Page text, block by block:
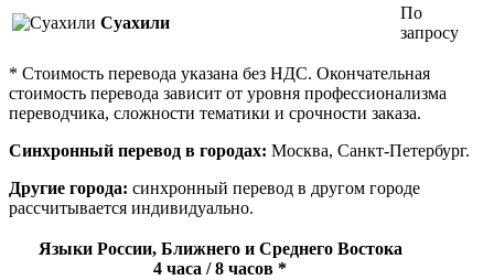
Суахили
По
запросу
* Стоимость перевода указана без НДС. Окончательная
стоимость перевода зависит от уровня профессионализма
переводчика, сложности тематики и срочности заказа.
Синхронный перевод в городах: Москва, Санкт-Петербург.
Другие города: синхронный перевод в другом городе
рассчитывается индивидуально.
Языки России, Ближнего и Среднего Востока
4 часа / 8 часов *